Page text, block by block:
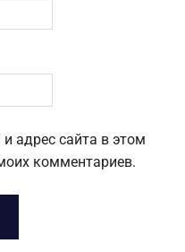
адрес сайта в этом
комментариев.